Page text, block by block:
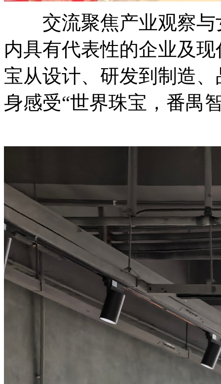
交流聚焦产业观察与
内具有代表性的企业及
宝从设计、研发到制造
身感受“世界珠宝，番禺